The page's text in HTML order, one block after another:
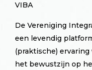
VIBA
De Vereniging
een levendig
(praktische)
het bewustzijn op